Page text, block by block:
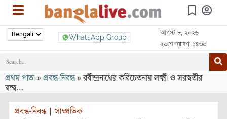
WhatsApp Group
আগস্ট ৮, ২০২৬
২৩শে শ্রাবণ, ১৪৩৩
প্রথম পাতা »প্রবন্ধ-নিবন্ধ»রবীন্দ্রনাথের কবিচেতনায় লক্ষ্মী ও সরস্বতীর
দ্বন্দ্ব…
প্রবন্ধ-নিবন্ধ|সাম্প্রতিক